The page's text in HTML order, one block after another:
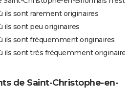
ils sont rarement originaires
ils sont peu originaires
ils sont fréquemment originaires
ils sont très fréquemment originaires
de Saint-Christophe-en-